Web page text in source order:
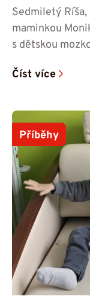
Sedmiletý
maminkou
s dětskou
Číst více
Příběhy